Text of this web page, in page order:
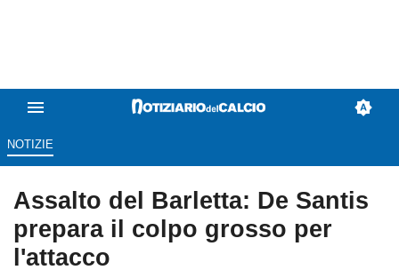
NOTIZIE
Assalto del Barletta: De Santis
prepara il colpo grosso per
l'attacco